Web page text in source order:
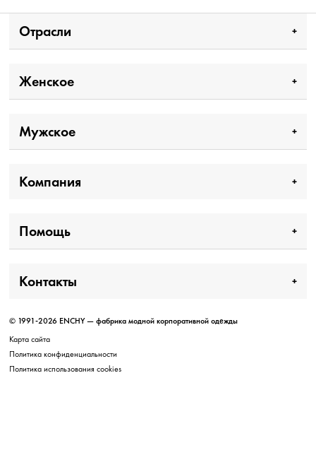
Отрасли
Женское
Мужское
Компания
Помощь
Контакты
© 1991-2026 ENCHY — фабрика модной корпоративной одежды
Карта сайта
Политика конфиденциальности
Политика использования cookies